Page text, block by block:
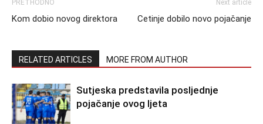
PRETHODNO
Kom dobio novog direktora
Next article
Cetinje dobilo novo pojačanje
RELATED ARTICLES MORE FROM AUTHOR
Sutjeska predstavila posljednje
pojačanje ovog ljeta